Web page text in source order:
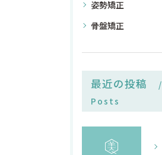
姿勢矯正
骨盤矯正
最近の投稿
Posts